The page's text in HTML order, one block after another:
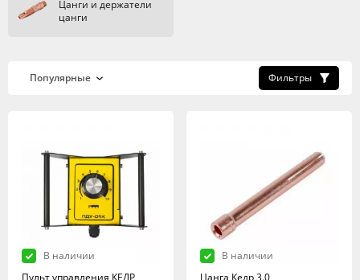
Цанги и держатели
цанги
Фильтры
В наличии
Пульт управления КЕДР
В наличии
Цанга Кедр 3.0